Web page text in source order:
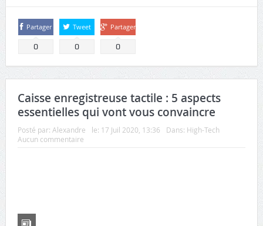
Partager
0
Tweet
0
Partager
0
Caisse enregistreuse tactile : 5 aspects
essentielles qui vont vous convaincre
Posté par: Alexandre le: 17 Juil 2020, 13:36 Dans: High-Tech
Aucun commentaire